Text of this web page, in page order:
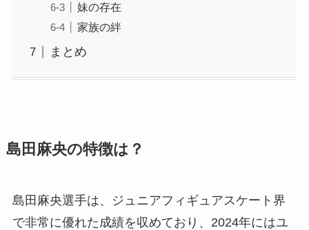
妹の存在
家族の絆
まとめ
島田麻央の特徴は？
島田麻央選手は、ジュニアフィギュアスケート界
で非常に優れた成績を収めており、2024年にはユ